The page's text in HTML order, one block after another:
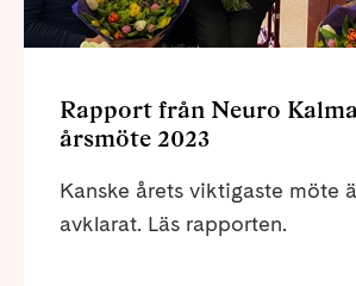
Rapport från Neuro
årsmöte 2023
Kanske årets viktigaste möte
avklarat. Läs rapporten.